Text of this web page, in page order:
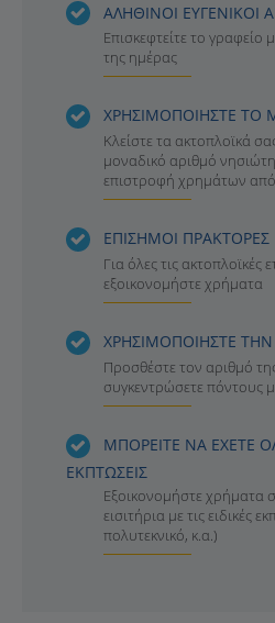
ΑΛΗΘΙΝΟΙ ΕΥΓΕΝΙΚΟΙ
Επισκεφτείτε το
της ημέρας
ΧΡΗΣΙΜΟΠΟΙΗΣΤΕ ΤΟ
Κλείστε τα ακτοπλοϊκά
μοναδικό αριθμό
επιστροφή χρημάτων
ΕΠΙΣΗΜΟΙ ΠΡΑΚΤΟΡΕΣ
Για όλες τις ακτοπλοϊκές
εξοικονομήστε χρήματα
ΧΡΗΣΙΜΟΠΟΙΗΣΤΕ
Προσθέστε τον αριθμό
συγκεντρώσετε πόντους
ΜΠΟΡΕΙΤΕ ΝΑ ΕΧΕΤΕ
ΕΚΠΤΩΣΕΙΣ
Εξοικονομήστε χρήματα
εισιτήρια με τις ειδικές
πολυτεκνικό, κ.α.)